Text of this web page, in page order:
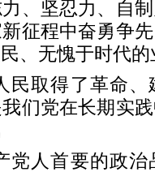
、坚忍力、自
征程中奋勇争
、无愧于时代的
民取得了革命
们党在长期实
党人首要的政